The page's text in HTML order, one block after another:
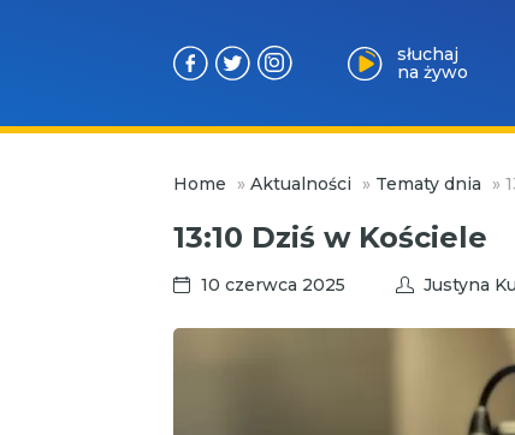
słuchaj
na żywo
Home » Aktualności » Tematy dnia »
13:10 Dziś w Kościele
10 czerwca 2025 Justyna